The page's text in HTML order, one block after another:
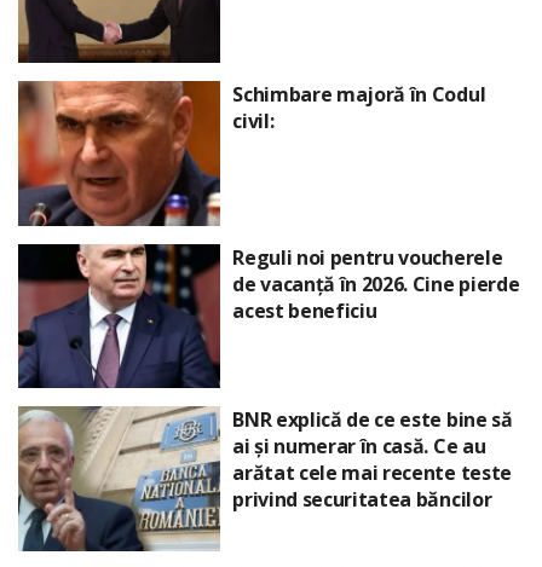
Schimbare majoră în Codul
civil:
Reguli noi pentru voucherele
de vacanță în 2026. Cine pierde
acest beneficiu
BNR explică de ce este bine să
ai și numerar în casă. Ce au
arătat cele mai recente teste
privind securitatea băncilor